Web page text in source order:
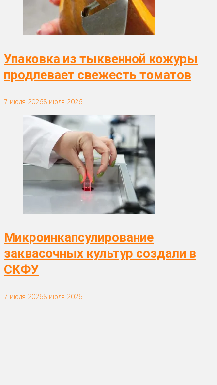
Упаковка из тыквенной кожуры
продлевает свежесть томатов
7 июля 20268 июля 2026
Микроинкапсулирование
заквасочных культур создали в
СКФУ
7 июля 20268 июля 2026